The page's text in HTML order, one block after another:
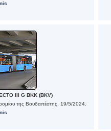
III G BKK (BKV)
της Βουδαπέστης. 19/5/2024.